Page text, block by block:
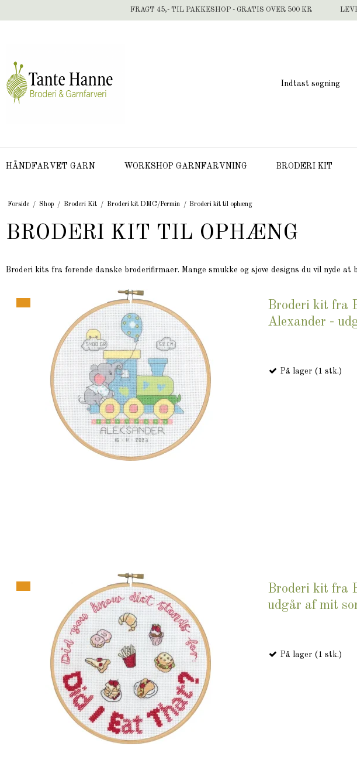
FRAGT 45,- TIL PAKKESHOP - GRATIS OVER 500 KR
HÅNDFARVET GARN WORKSHOP GARNFARVNING BRODERI KIT
Forside / Shop / Broderi Kit / Broderi kit DMC/Permin / Broderi kit til ophæng
BRODERI KIT TIL OPHÆNG
Broderi kits fra førende danske broderifirmaer. Mange smukke og sjove designs du vil nyde at
Broderi kit fra
Alexander -
På lager (1 stk.)
Broderi kit fra
udgår af mit
På lager (1 stk.)